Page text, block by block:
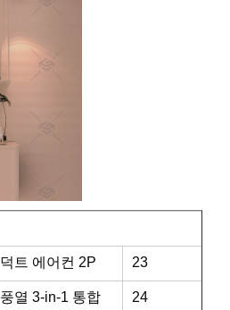
덕트 에어컨 2P 23
풍열 3-in-1 통합
24